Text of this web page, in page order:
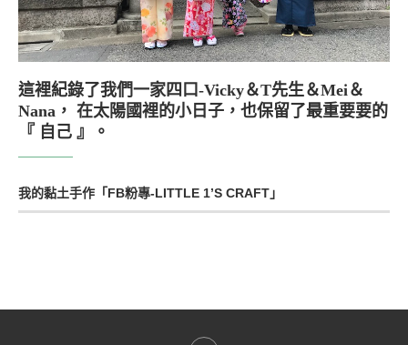
這裡紀錄了我們一家四口-Vicky＆T先生＆Mei＆
Nana， 在太陽國裡的小日子，也保留了最重要要的
『 自己 』。
我的黏土手作「FB粉專-LITTLE 1’S CRAFT」